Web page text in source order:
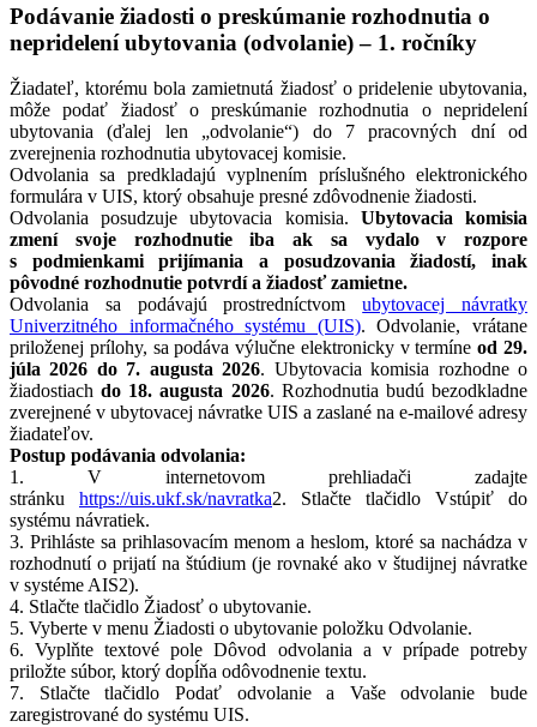
Podávanie žiadosti o preskúmanie rozhodnutia o
nepridelení ubytovania (odvolanie) – 1. ročníky
Žiadateľ, ktorému bola zamietnutá žiadosť o pridelenie ubytovania,
môže podať žiadosť o preskúmanie rozhodnutia o nepridelení
ubytovania (ďalej len „odvolanie“) do 7 pracovných dní od
zverejnenia rozhodnutia ubytovacej komisie.
Odvolania sa predkladajú vyplnením príslušného elektronického
formulára v UIS, ktorý obsahuje presné zdôvodnenie žiadosti.
Odvolania posudzuje ubytovacia komisia. Ubytovacia komisia
zmení svoje rozhodnutie iba ak sa vydalo v rozpore
s podmienkami prijímania a posudzovania žiadostí, inak
pôvodné rozhodnutie potvrdí a žiadosť zamietne.
Odvolania sa podávajú prostredníctvomubytovacej návratky
Univerzitného informačného systému (UIS). Odvolanie, vrátane
priloženej prílohy, sa podáva výlučne elektronicky v termíneod 29.
júla 2026 do 7. augusta 2026. Ubytovacia komisia rozhodne o
žiadostiachdo 18. augusta 2026. Rozhodnutia budú bezodkladne
zverejnené v ubytovacej návratke UIS a zaslané na e-mailové adresy
žiadateľov.
Postup podávania odvolania:
1. V internetovom prehliadači zadajte
stránku https://uis.ukf.sk/navratka2. Stlačte tlačidlo Vstúpiť do
systému návratiek.
3. Prihláste sa prihlasovacím menom a heslom, ktoré sa nachádza v
rozhodnutí o prijatí na štúdium (je rovnaké ako v študijnej návratke
v systéme AIS2).
4. Stlačte tlačidlo Žiadosť o ubytovanie.
5. Vyberte v menu Žiadosti o ubytovanie položku Odvolanie.
6. Vyplňte textové pole Dôvod odvolania a v prípade potreby
priložte súbor, ktorý dopĺňa odôvodnenie textu.
7. Stlačte tlačidlo Podať odvolanie a Vaše odvolanie bude
zaregistrované do systému UIS.